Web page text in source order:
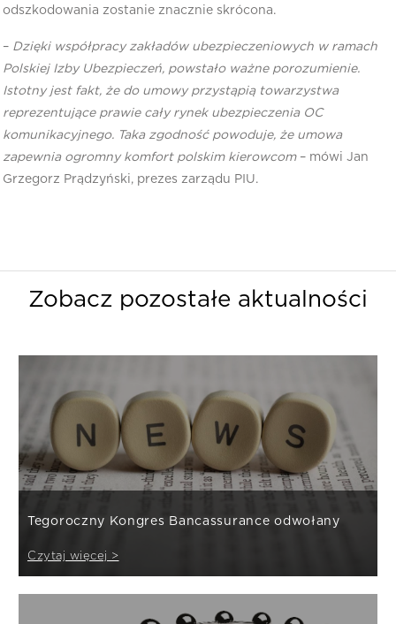
odszkodowania zostanie znacznie skrócona.
– Dzięki współpracy zakładów ubezpieczeniowych w ramach
Polskiej Izby Ubezpieczeń, powstało ważne porozumienie.
Istotny jest fakt, że do umowy przystąpią towarzystwa
reprezentujące prawie cały rynek ubezpieczenia OC
komunikacyjnego. Taka zgodność powoduje, że umowa
zapewnia ogromny komfort polskim kierowcom– mówi Jan
Grzegorz Prądzyński, prezes zarządu PIU.
Zobacz pozostałe aktualności
Tegoroczny Kongres Bancassurance odwołany
Czytaj więcej >